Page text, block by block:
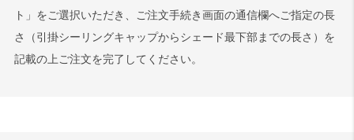
ト」をご選択いただき、ご注文手続き画面の通信欄へご指定の長
さ（引掛シーリングキャップからシェード最下部までの長さ）を
記載の上ご注文を完了してください。